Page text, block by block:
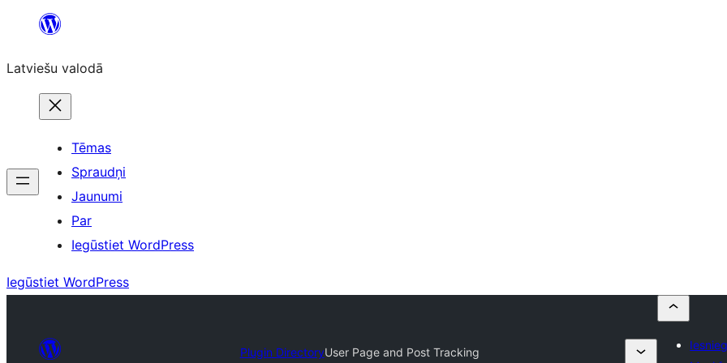
Pāriet
saturu
Latviešu valodā
Tēmas
Spraudņi
Jaunumi
Par
Iegūstiet WordPress
Iegūstiet WordPress
Plugin DirectoryUser Page and Post Tracking